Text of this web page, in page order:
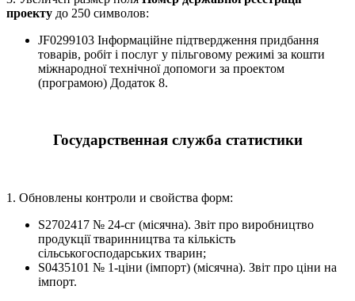
проекту до 250 символов:
JF0299103 Інформаційне підтвердження придбання
товарів, робіт і послуг у пільговому режимі за кошти
міжнародної технічної допомоги за проектом
(програмою) Додаток 8.
Государственная служба статистики
1. Обновлены контроли и свойства форм:
S2702417 № 24-сг (місячна). Звіт про виробництво
продукції тваринництва та кількість
сільськогосподарських тварин;
S0435101 № 1-ціни (імпорт) (місячна). Звіт про ціни на
імпорт.